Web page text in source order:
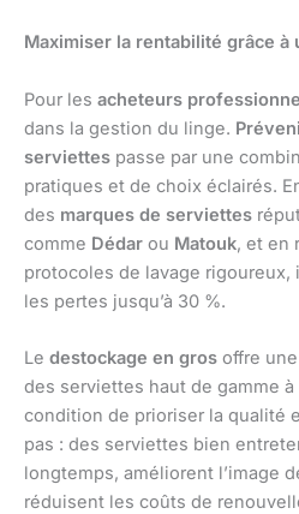
Maximiser la rentabilité grâce
Pour les acheteurs
dans la gestion du linge.
serviettes passe par une
pratiques et de choix éclairés.
des marques de serviettes
comme Dédar ou Matouk, et en
protocoles de lavage
les pertes jusqu’à 30 %.
Le destockage en gros offre
des serviettes haut de gamme
condition de prioriser la qualité
pas : des serviettes bien
longtemps, améliorent l’image
réduisent les coûts de